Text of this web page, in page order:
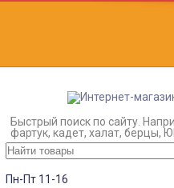
Быстрый поиск по сайту.
фартук, кадет, халат, берцы,
Пн-Пт 11-16